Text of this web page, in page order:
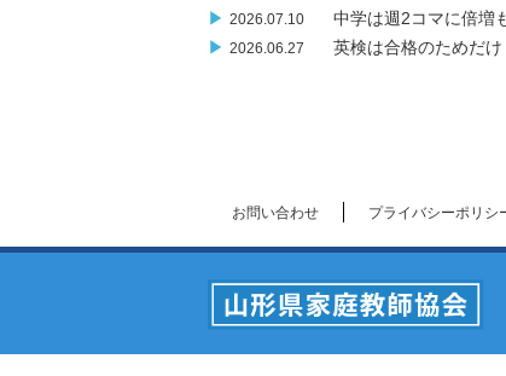
▶ 2026.07.10 中学は週2コマに倍増
▶ 2026.06.27 英検は合格のためだ
お問い合わせ プライバシーポリシ